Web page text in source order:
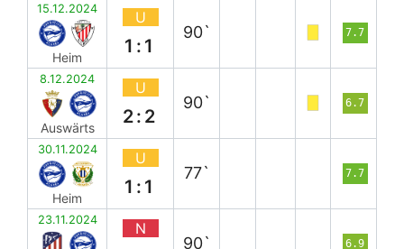
15.12.2024
Heim
U
1:1
90` 7.7
8.12.2024
Auswärts
U
2:2
90` 6.7
30.11.2024
Heim
U
1:1
77` 7.7
23.11.2024 N
90` 6.9